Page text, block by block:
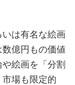
は有名な絵画
億円もの価値
絵画を「分割
場も限定的